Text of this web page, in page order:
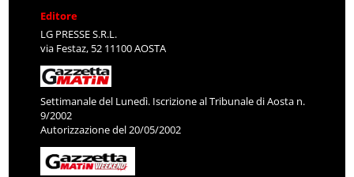
Editore
LG PRESSE S.R.L.
via Festaz, 52 11100 AOSTA
Settimanale del Lunedì. Iscrizione al Tribunale di Aosta n.
9/2002
Autorizzazione del 20/05/2002